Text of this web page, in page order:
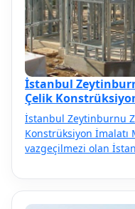
İstanbul
Çelik
İstanbul Zeytinburnu
Konstrüksiyon
vazgeçilmezi olan